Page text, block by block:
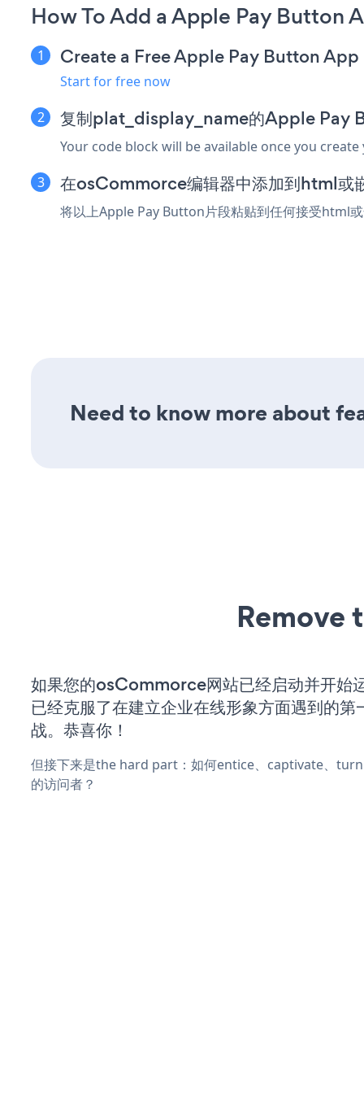
How To Add a Apple Pay Button
Create a Free Apple Pay Button App
Start for free now
复制plat_display_name的Apple Pay
Your code block will be available once you
在osCommorce编辑器中添加到html或
将以上Apple Pay Button片段粘贴到任何接受html
Need to know more about
Remove
如果您的osCommorce网站已经启动并开始
已经克服了在建立企业在线形象方面遇到的第
战。恭喜你！
但接下来是the hard part：如何entice、captivate、
的访问者？